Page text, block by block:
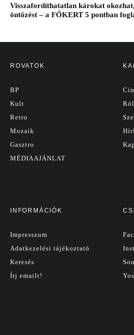
Visszafordíthatatlan károkat
öntözést – a FŐKERT 5 pontban
ROVATOK
BP
Kult
Retro
Mozaik
Gasztro
MÉDIAAJÁNLAT
INFORMÁCIÓK
Impresszum
Adatkezelési tájékoztató
Keresés
Írj emailt!